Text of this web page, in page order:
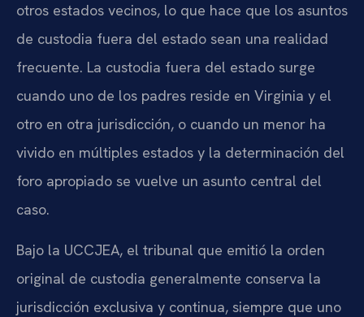
otros estados vecinos, lo que hace que los asuntos
de custodia fuera del estado sean una realidad
frecuente. La custodia fuera del estado surge
cuando uno de los padres reside en Virginia y el
otro en otra jurisdicción, o cuando un menor ha
vivido en múltiples estados y la determinación del
foro apropiado se vuelve un asunto central del
caso.
Bajo la UCCJEA, el tribunal que emitió la orden
original de custodia generalmente conserva la
jurisdicción exclusiva y continua, siempre que uno